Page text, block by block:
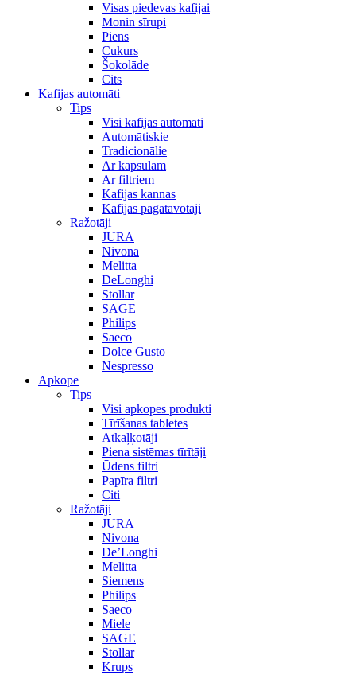
Visas piedevas kafijai
Monin sīrupi
Piens
Cukurs
Šokolāde
Cits
Kafijas automāti
Tips
Visi kafijas automāti
Automātiskie
Tradicionālie
Ar kapsulām
Ar filtriem
Kafijas kannas
Kafijas pagatavotāji
Ražotāji
JURA
Nivona
Melitta
DeLonghi
Stollar
SAGE
Philips
Saeco
Dolce Gusto
Nespresso
Apkope
Tips
Visi apkopes produkti
Tīrīšanas tabletes
Atkaļķotāji
Piena sistēmas tīrītāji
Ūdens filtri
Papīra filtri
Citi
Ražotāji
JURA
Nivona
De’Longhi
Melitta
Siemens
Philips
Saeco
Miele
SAGE
Stollar
Krups